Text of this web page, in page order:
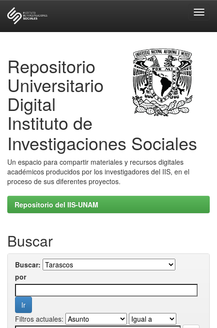
Repositorio
Universitario
Digital
Instituto de
Investigaciones Sociales
Un espacio para compartir materiales y recursos digitales
académicos producidos por los investigadores del IIS, en el
proceso de sus diferentes proyectos.
Repositorio del IIS-UNAM
Buscar
Buscar:
por
Filtros actuales: